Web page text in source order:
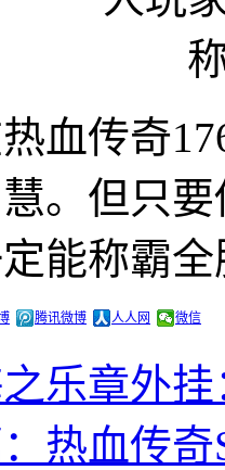
血传奇
。但只
能称霸
腾讯微博 人人网 微信
之乐章外
热血传